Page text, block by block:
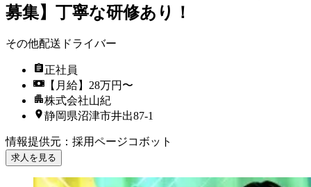
募集】丁寧な研修あり！
その他配送ドライバー
正社員
【月給】28万円〜
株式会社山紀
静岡県沼津市井出87‐1
情報提供元 ： 採用ページコボット
求人を見る